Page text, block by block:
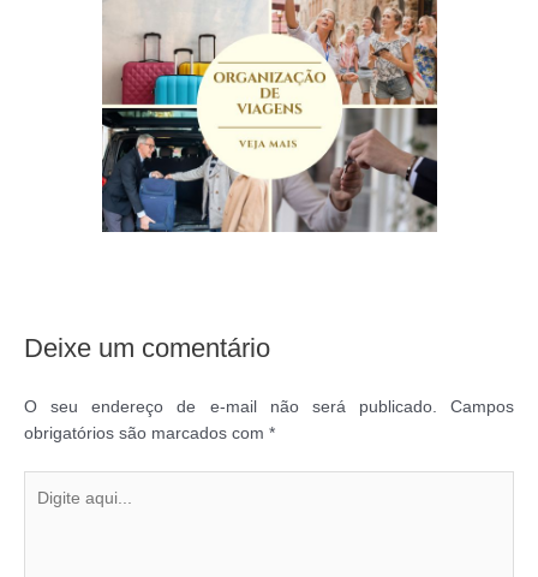
Deixe um comentário
O seu endereço de e-mail não será publicado.
Campos
obrigatórios são marcados com *
aqui...